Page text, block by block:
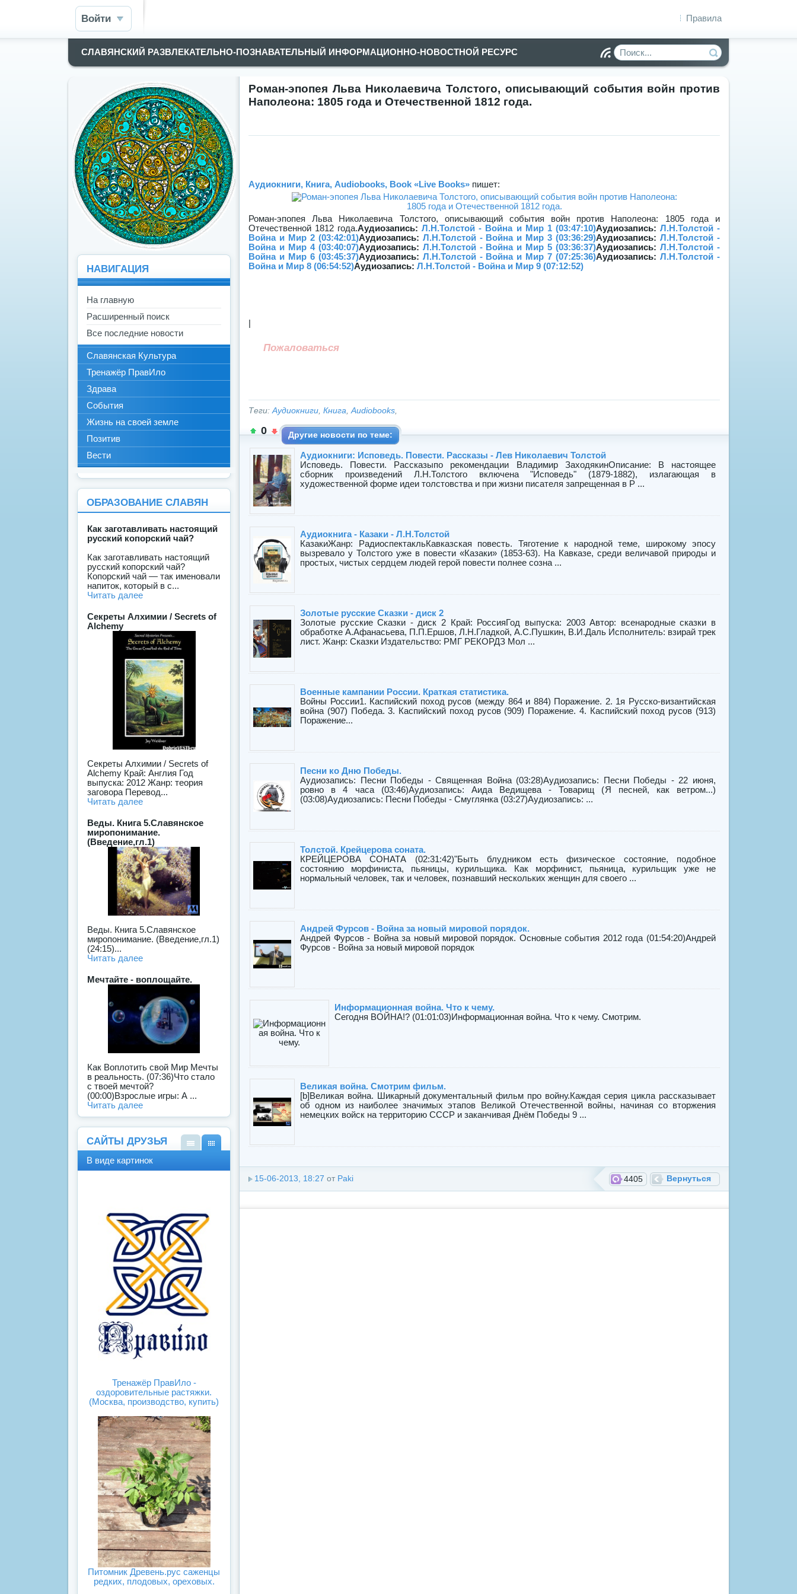
Правила
Войти
СЛАВЯНСКИЙ РАЗВЛЕКАТЕЛЬНО-ПОЗНАВАТЕЛЬНЫЙ ИНФОРМАЦИОННО-НОВОСТНОЙ РЕСУРС
ие
R
Роман-эпопея Льва Николаевича Толстого, описывающий события войн против
Наполеона: 1805 года и Отечественной 1812 года.
Аудиокниги, Книга, Audiobooks, Book «Live Books» пишет:
Роман-эпопея Льва Николаевича Толстого, описывающий события войн против Наполеона: 1805 года и
Отечественной 1812 года.Аудиозапись:Л.Н.Толстой - Война и Мир 1 (03:47:10)Аудиозапись: Л.Н.Толстой -
Война и Мир 2 (03:42:01)Аудиозапись: Л.Н.Толстой - Война и Мир 3 (03:36:29)Аудиозапись:Л.Н.Толстой -
Война и Мир 4 (03:40:07)Аудиозапись: Л.Н.Толстой - Война и Мир 5 (03:36:37)Аудиозапись:Л.Н.Толстой -
Война и Мир 6 (03:45:37)Аудиозапись: Л.Н.Толстой - Война и Мир 7 (07:25:36)Аудиозапись:Л.Н.Толстой -
Война и Мир 8 (06:54:52)Аудиозапись: Л.Н.Толстой - Война и Мир 9 (07:12:52)
|
Пожаловаться
Теги:Аудиокниги, Книга,Audiobooks,
0 Другие новости по теме:
Аудиокниги: Исповедь. Повести. Рассказы - Лев Николаевич Толстой
Исповедь. Повести. Рассказыпо рекомендации Владимир ЗаходякинОписание: В настоящее
сборник произведений Л.Н.Толстого включена "Исповедь" (1879-1882), излагающая в
художественной форме идеи толстовства и при жизни писателя запрещенная в Р ...
Аудиокнига - Казаки - Л.Н.Толстой
КазакиЖанр: РадиоспектакльКавказская повесть. Тяготение к народной теме, широкому эпосу
вызревало у Толстого уже в повести «Казаки» (1853-63). На Кавказе, среди величавой природы и
простых, чистых сердцем людей герой повести полнее созна ...
Золотые русские Сказки - диск 2
Золотые русские Сказки - диск 2 Край: РоссияГод выпуска: 2003 Автор: всенародные сказки в
обработке А.Афанасьева, П.П.Ершов, Л.Н.Гладкой, А.С.Пушкин, В.И.Даль Исполнитель: взирай трек
лист. Жанр: Сказки Издательство: РМГ РЕКОРДЗ Мол ...
Военные кампании России. Краткая статистика.
Войны России1. Каспийский поход русов (между 864 и 884) Поражение. 2. 1я Русско-византийская
война (907) Победа. 3. Каспийский поход русов (909) Поражение. 4. Каспийский поход русов (913)
Поражение...
Песни ко Дню Победы.
Аудиозапись: Песни Победы - Священная Война (03:28)Аудиозапись: Песни Победы - 22 июня,
ровно в 4 часа (03:46)Аудиозапись: Аида Ведищева - Товарищ (Я песней, как ветром...)
(03:08)Аудиозапись: Песни Победы - Смуглянка (03:27)Аудиозапись: ...
Толстой. Крейцерова соната.
КРЕЙЦЕРОВА СОНАТА (02:31:42)"Быть блудником есть физическое состояние, подобное
состоянию морфиниста, пьяницы, курильщика. Как морфинист, пьяница, курильщик уже не
нормальный человек, так и человек, познавший нескольких женщин для своего ...
Андрей Фурсов - Война за новый мировой порядок.
Андрей Фурсов - Война за новый мировой порядок. Основные события 2012 года (01:54:20)Андрей
Фурсов - Война за новый мировой порядок
Информационная война. Что к чему.
Сегодня ВОЙНА!? (01:01:03)Информационная война. Что к чему. Смотрим.
Великая война. Смотрим фильм.
[b]Великая война. Шикарный документальный фильм про войну.Каждая серия цикла рассказывает
об одном из наиболее значимых этапов Великой Отечественной войны, начиная со вторжения
немецких войск на территорию СССР и заканчивая Днём Победы 9 ...
Вернуться
4405
15-06-2013, 18:27 от Paki
НАВИГАЦИЯ
На главную
Расширенный поиск
Все последние новости
Славянская Культура
Тренажёр ПравИло
Здрава
События
Жизнь на своей земле
Позитив
Вести
ОБРАЗОВАНИЕ СЛАВЯН
Как заготавливать настоящий
русский копорский чай?
Как заготавливать настоящий
русский копорский чай?
Копорский чай — так именовали
напиток, который в с...
Читать далее
Секреты Алхимии / Secrets of
Alchemy
Секреты Алхимии / Secrets of
Alchemy Край: Англия Год
выпуска: 2012 Жанр: теория
заговора Перевод...
Читать далее
Веды. Книга 5.Славянское
миропонимание.
(Bведение,гл.1)
Веды. Книга 5.Славянское
миропонимание. (Bведение,гл.1)
(24:15)...
Читать далее
Мечтайте - воплощайте.
Как Воплотить свой Мир Мечты
в реальность. (07:36)Что стало
с твоей мечтой?
(00:00)Взрослые игры: А ...
Читать далее
САЙТЫ ДРУЗЬЯ
В виде картинок
Тренажёр ПравИло -
оздоровительные растяжки.
(Москва, производство, купить)
Питомник Древень.рус саженцы
редких, плодовых, ореховых.